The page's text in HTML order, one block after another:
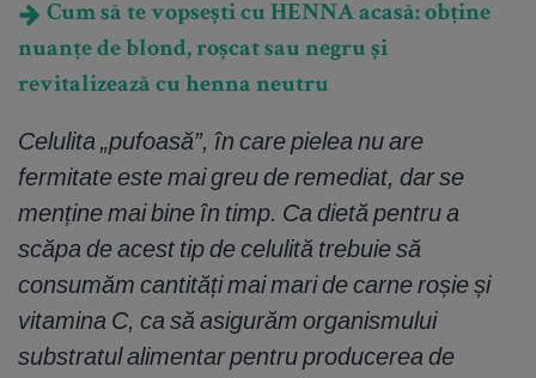
Cum să te vopsești cu HENNA acasă: obține
nuanțe de blond, roșcat sau negru și
revitalizează cu henna neutru
Celulita „pufoasă”, în care pielea nu are
fermitate este mai greu de remediat, dar se
menține mai bine în timp. Ca dietă pentru a
scăpa de acest tip de celulită trebuie să
consumăm cantități mai mari de carne roșie și
vitamina C, ca să asigurăm organismului
substratul alimentar pentru producerea de